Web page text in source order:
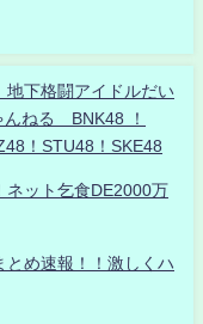
下格闘アイドルだい
ねる BNK48 ！
！STU48！SKE48
ネット乞食DE2000万
とめ速報！！激しくハ